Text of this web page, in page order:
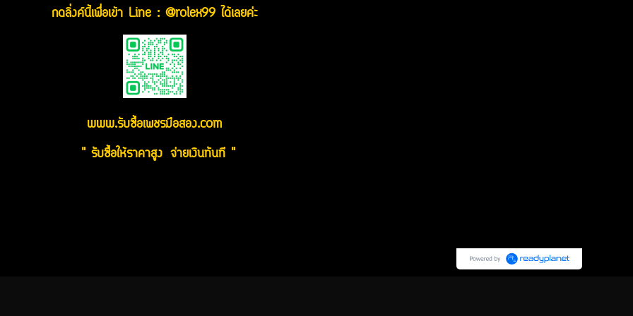
กดลิ่งค์นี้เพื่อเข้า Line : @rolex99 ได้เลยค่ะ
www.รับซื้อเพชรมือสอง.com
" รับซื้อให้ราคาสูง จ่ายเงินทันที "